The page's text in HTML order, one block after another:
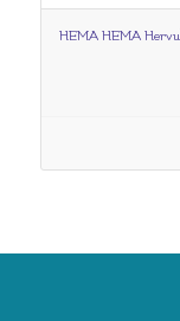
HEMA HEMA